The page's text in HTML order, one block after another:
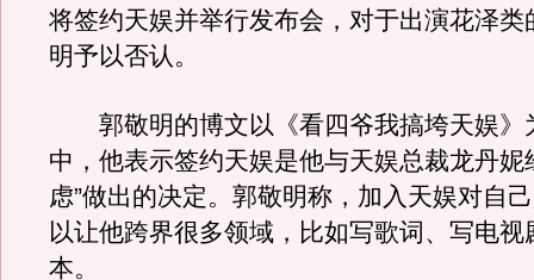
将签约天娱并举行发布会，对于出演花泽类
明予以否认。
郭敬明的博文以《看四爷我搞垮天娱》
中，他表示签约天娱是他与天娱总裁龙丹妮
虑”做出的决定。郭敬明称，加入天娱对自
以让他跨界很多领域，比如写歌词、写电视
本。